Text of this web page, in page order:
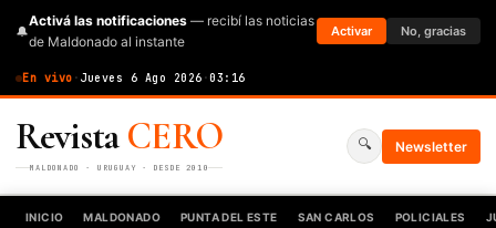
🔔
Activá las notificaciones — recibí las noticias
de Maldonado al instante
Activar No, gracias
En vivo · Jueves 6 Ago 2026 ·03:16
RevistaCERO
MALDONADO · URUGUAY · DESDE 2010
🔍 Newsletter
INICIO MALDONADO PUNTA DEL ESTE SAN CARLOS POLICIALES